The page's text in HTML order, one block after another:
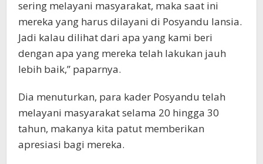
sering melayani masyarakat, maka saat ini
mereka yang harus dilayani di Posyandu lansia.
Jadi kalau dilihat dari apa yang kami beri
dengan apa yang mereka telah lakukan jauh
lebih baik,” paparnya.
Dia menuturkan, para kader Posyandu telah
melayani masyarakat selama 20 hingga 30
tahun, makanya kita patut memberikan
apresiasi bagi mereka.